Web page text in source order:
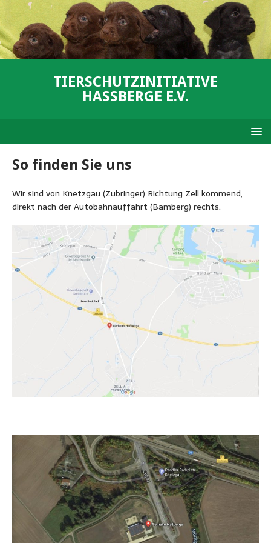
TIERSCHUTZINITIATIVE
HASSBERGE E.V.
So finden Sie uns
Wir sind von Knetzgau (Zubringer) Richtung Zell kommend,
direkt nach der Autobahnauffahrt (Bamberg) rechts.